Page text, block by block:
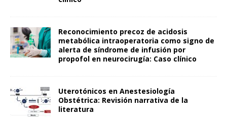
Reconocimiento precoz de acidosis
metabólica intraoperatoria como signo de
alerta de síndrome de infusión por
propofol en neurocirugía: Caso clínico
Uterotónicos en Anestesiología
Obstétrica: Revisión narrativa de la
literatura